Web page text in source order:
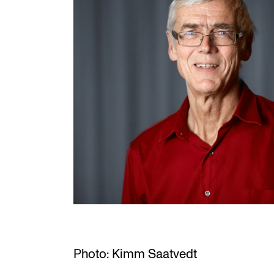
INTERNATIONAL
International Activities
Photo: Kimm Saatvedt